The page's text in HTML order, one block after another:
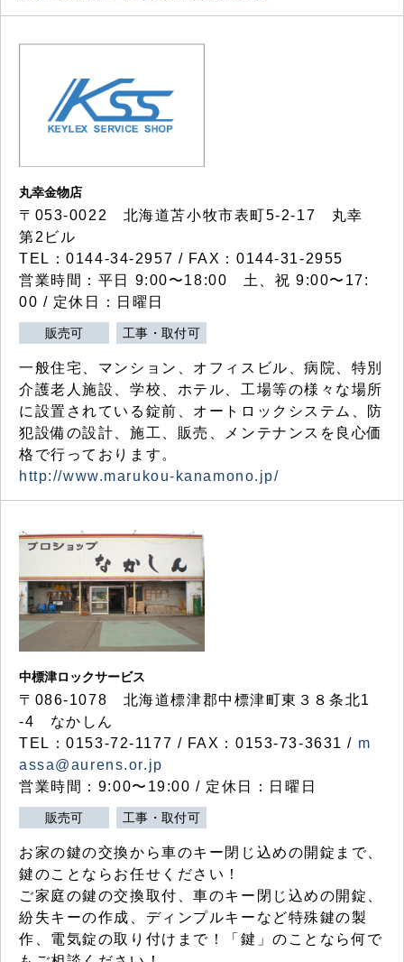
丸幸金物店
〒053-0022 北海道苫小牧市表町5-2-17 丸幸
第2ビル
TEL：0144-34-2957 / FAX：0144-31-2955
営業時間：平日 9:00〜18:00 土、祝 9:00〜17:
00 / 定休日：日曜日
販売可 工事・取付可
一般住宅、マンション、オフィスビル、病院、特別
介護老人施設、学校、ホテル、工場等の様々な場所
に設置されている錠前、オートロックシステム、防
犯設備の設計、施工、販売、メンテナンスを良心価
格で行っております。
http://www.marukou-kanamono.jp/
中標津ロックサービス
〒086-1078 北海道標津郡中標津町東３８条北1
-4 なかしん
TEL：0153-72-1177 / FAX：0153-73-3631 / m
assa@aurens.or.jp
営業時間：9:00〜19:00 / 定休日：日曜日
販売可 工事・取付可
お家の鍵の交換から車のキー閉じ込めの開錠まで、
鍵のことならお任せください！
ご家庭の鍵の交換取付、車のキー閉じ込めの開錠、
紛失キーの作成、ディンプルキーなど特殊鍵の製
作、電気錠の取り付けまで！「鍵」のことなら何で